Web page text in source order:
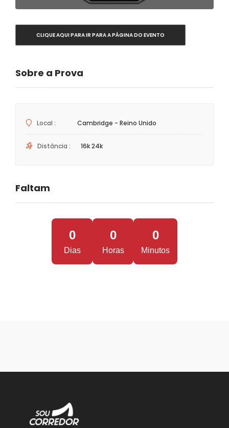
CLIQUE AQUI PARA IR PARA A PÁGINA DO EVENTO
Sobre a Prova
Local : Cambridge - Reino Unido
Distância : 16k 24k
Faltam
0
Dias
0
Horas
0
Minutos